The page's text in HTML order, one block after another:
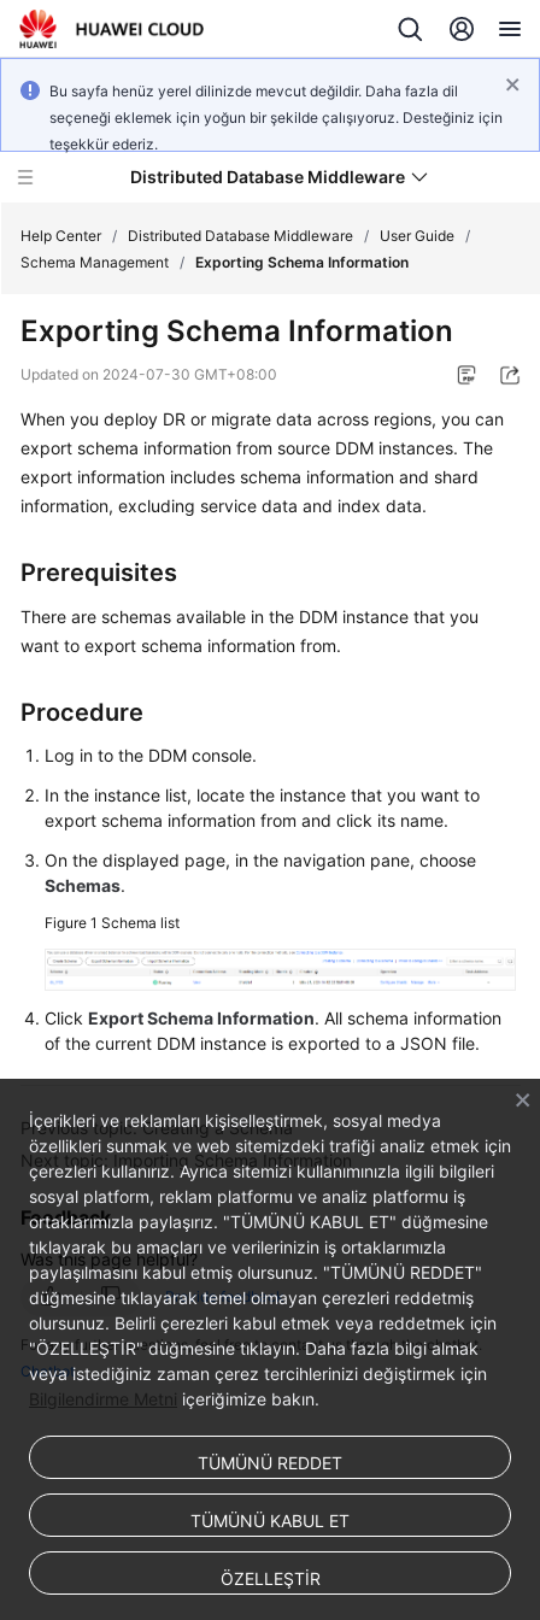
Bu sayfa henüz yerel dilinizde mevcut değildir. Daha fazla dil
seçeneği eklemek için yoğun bir şekilde çalışıyoruz. Desteğiniz için
teşekkür ederiz.
Distributed Database Middleware
New
Bulletin
Service
Overview
Getting
Started
Guide
Reference
SDK
Reference
Practices
Performance
White
Paper
FAQs
Videos
More
Documents
General
Reference
Shared
Level
Help Center / Distributed Database Middleware / User Guide /
Schema Management / Exporting Schema Information
Exporting Schema Information
Updated on 2024-07-30 GMT+08:00
When you deploy DR or migrate data across regions, you can
export schema information from source DDM instances. The
export information includes schema information and shard
information, excluding service data and index data.
Prerequisites
There are schemas available in the DDM instance that you
want to export schema information from.
Procedure
Log in to the DDM console.
In the instance list, locate the instance that you want to
export schema information from and click its name.
On the displayed page, in the navigation pane, choose
Schemas.
Figure 1 Schema list
Click Export Schema Information. All schema information
of the current DDM instance is exported to a JSON file.
Previous topic: Creating a Schema
Next topic: Importing Schema Information
Feedback
Was this page helpful?
Provide feedback
For any further questions, feel free to contact us through the chatbot.
Chatbot
İçerikleri ve reklamları kişiselleştirmek, sosyal medya
özellikleri sunmak ve web sitemizdeki trafiği analiz etmek için
çerezleri kullanırız. Ayrıca sitemizi kullanımınızla ilgili bilgileri
sosyal platform, reklam platformu ve analiz platformu iş
ortaklarımızla paylaşırız. "TÜMÜNÜ KABUL ET" düğmesine
tıklayarak bu amaçları ve verilerinizin iş ortaklarımızla
paylaşılmasını kabul etmiş olursunuz. "TÜMÜNÜ REDDET"
düğmesine tıklayarak temel olmayan çerezleri reddetmiş
olursunuz. Belirli çerezleri kabul etmek veya reddetmek için
"ÖZELLEŞTİR" düğmesine tıklayın. Daha fazla bilgi almak
veya istediğiniz zaman çerez tercihlerinizi değiştirmek için
Bilgilendirme Metni içeriğimize bakın.
TÜMÜNÜ REDDET
TÜMÜNÜ KABUL ET
ÖZELLEŞTİR